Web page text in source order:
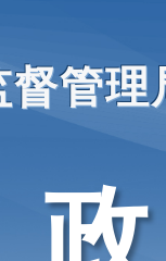
管理